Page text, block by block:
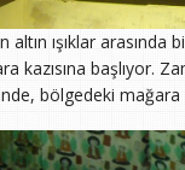
altın ışıklar
kazısına başlıyor.
bölgedeki mağara